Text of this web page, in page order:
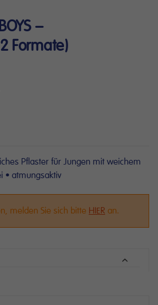
–
Formate)
Pflaster für Jungen mit weichem
• atmungsaktiv
melden Sie sich bitte HIER an.